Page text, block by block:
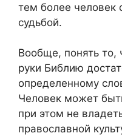
тем более человек
судьбой.
Вообще, понять то,
руки Библию
определенному
Человек может
при этом не
православной